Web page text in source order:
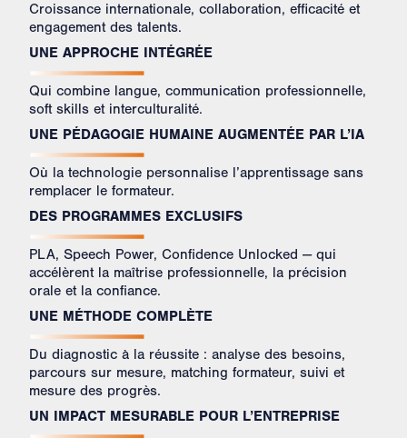
Croissance internationale, collaboration, efficacité et
engagement des talents.
UNE APPROCHE INTÉGRÉE
Qui combine langue, communication professionnelle,
soft skills et interculturalité.
UNE PÉDAGOGIE HUMAINE AUGMENTÉE PAR L’IA
Où la technologie personnalise l’apprentissage sans
remplacer le formateur. ​
DES PROGRAMMES EXCLUSIFS
PLA, Speech Power, Confidence Unlocked — qui
accélèrent la maîtrise professionnelle, la précision
orale et la confiance.
UNE MÉTHODE COMPLÈTE
Du diagnostic à la réussite : analyse des besoins,
parcours sur mesure, matching formateur, suivi et
mesure des progrès.
UN IMPACT MESURABLE POUR L’ENTREPRISE